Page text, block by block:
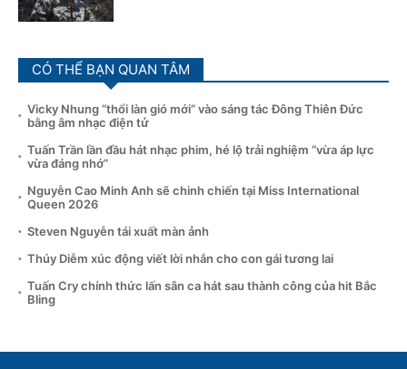
CÓ THỂ BẠN QUAN TÂM
Vicky Nhung “thổi làn gió mới” vào sáng tác Đông Thiên Đức
bằng âm nhạc điện tử
Tuấn Trần lần đầu hát nhạc phim, hé lộ trải nghiệm “vừa áp lực
vừa đáng nhớ”
Nguyễn Cao Minh Anh sẽ chinh chiến tại Miss International
Queen 2026
Steven Nguyễn tái xuất màn ảnh
Thúy Diễm xúc động viết lời nhắn cho con gái tương lai
Tuấn Cry chính thức lấn sân ca hát sau thành công của hit Bắc
Bling